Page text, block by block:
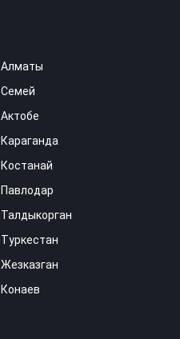
Алматы
Семей
Актобе
Караганда
Костанай
Павлодар
Талдыкорган
Туркестан
Жезказган
Конаев